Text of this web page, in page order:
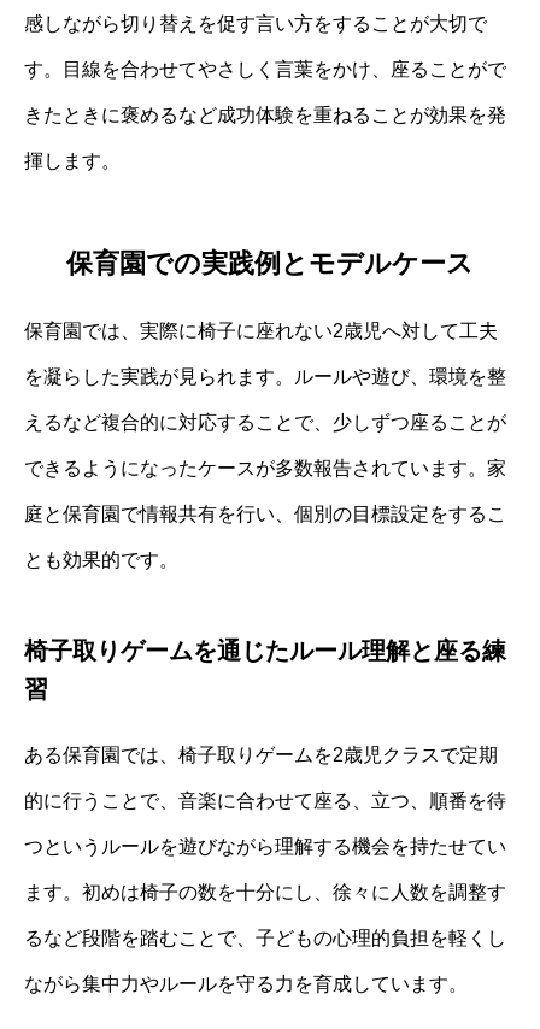
感しながら切り替えを促す言い方をすることが大切で
す。目線を合わせてやさしく言葉をかけ、座ることがで
きたときに褒めるなど成功体験を重ねることが効果を発
揮します。
保育園での実践例とモデルケース
保育園では、実際に椅子に座れない2歳児へ対して工夫
を凝らした実践が見られます。ルールや遊び、環境を整
えるなど複合的に対応することで、少しずつ座ることが
できるようになったケースが多数報告されています。家
庭と保育園で情報共有を行い、個別の目標設定をするこ
とも効果的です。
椅子取りゲームを通じたルール理解と座る練
習
ある保育園では、椅子取りゲームを2歳児クラスで定期
的に行うことで、音楽に合わせて座る、立つ、順番を待
つというルールを遊びながら理解する機会を持たせてい
ます。初めは椅子の数を十分にし、徐々に人数を調整す
るなど段階を踏むことで、子どもの心理的負担を軽くし
ながら集中力やルールを守る力を育成しています。